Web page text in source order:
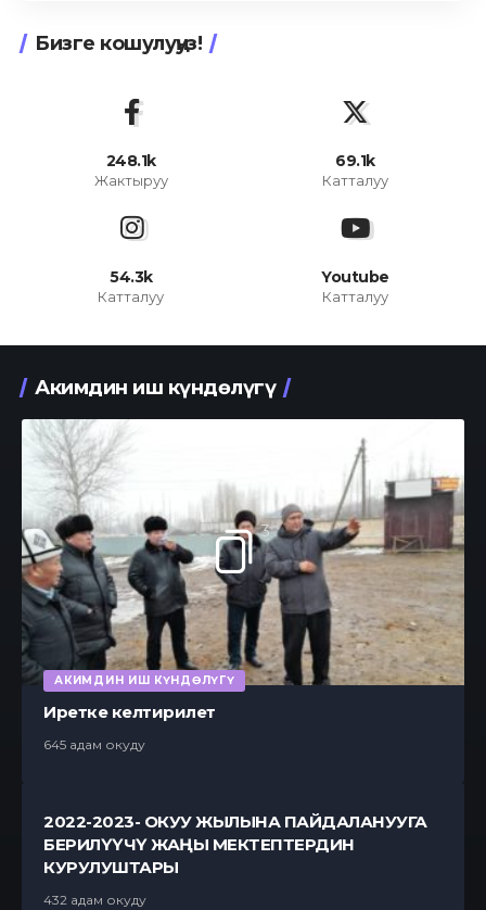
Бизге кошулуңуз!
248.1k
Жактыруу
69.1k
Катталуу
54.3k
Катталуу
Youtube
Катталуу
Акимдин иш күндөлүгү
3
АКИМДИН ИШ КҮНДӨЛҮГҮ
Иретке келтирилет
645 адам окуду
2022-2023- ОКУУ ЖЫЛЫНА ПАЙДАЛАНУУГА
БЕРИЛҮҮЧҮ ЖАҢЫ МЕКТЕПТЕРДИН
КУРУЛУШТАРЫ
432 адам окуду